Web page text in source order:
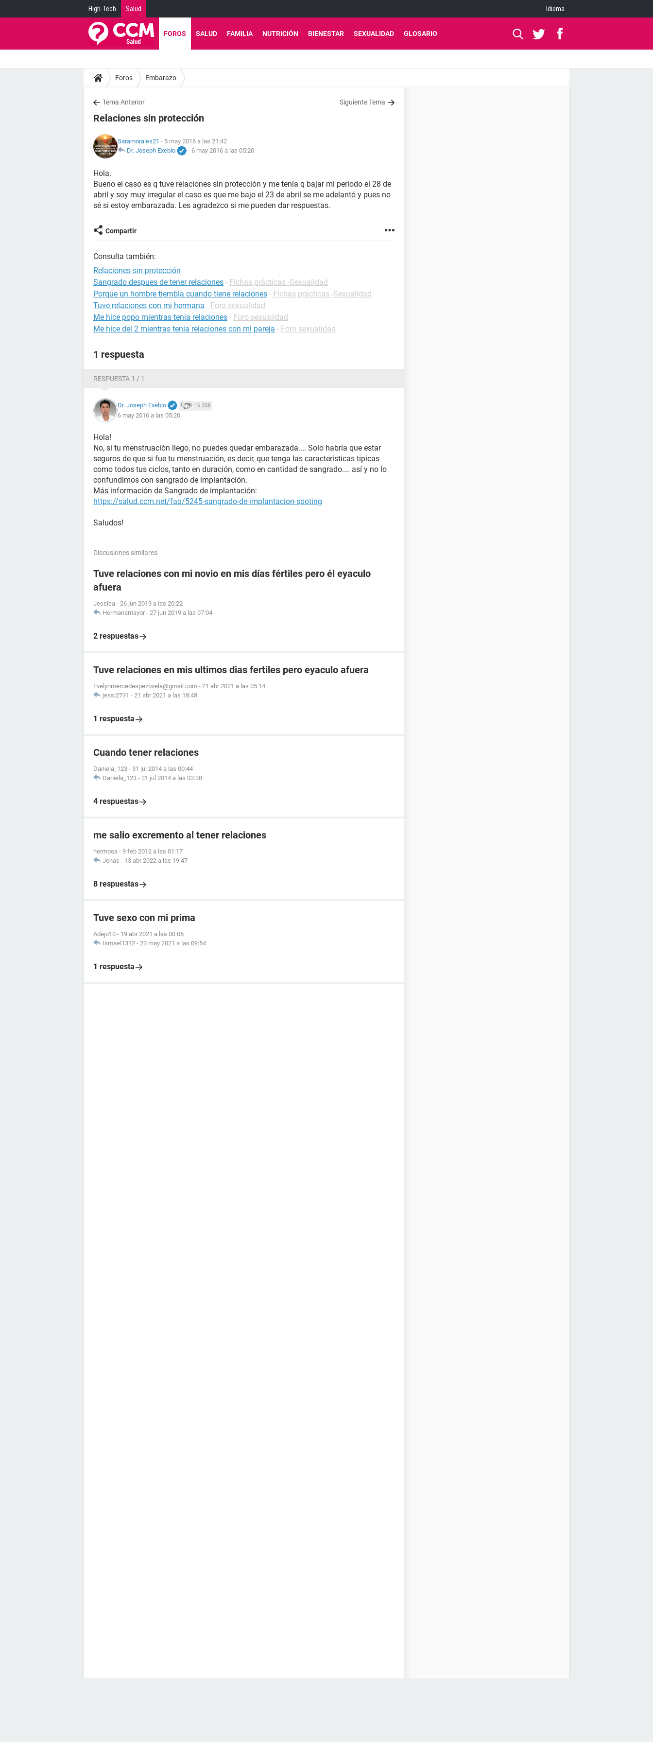
High-Tech Salud Idioma
FOROS SALUD FAMILIA NUTRICIÓN BIENESTAR SEXUALIDAD GLOSARIO
Foros Embarazo
Tema Anterior Siguiente Tema
Relaciones sin protección
Saramorales21 - 5 may 2016 a las 21:42
Dr. Joseph Exebio
- 6 may 2016 a las 05:20
Hola.
Bueno el caso es q tuve relaciones sin protección y me tenía q bajar mi periodo el 28 de
abril y soy muy irregular el caso es que me bajo el 23 de abril se me adelantó y pues no
sé si estoy embarazada. Les agradezco si me pueden dar respuestas.
Compartir
Consulta también:
Relaciones sin protección
Sangrado despues de tener relaciones - Fichas prácticas -Sexualidad
Porque un hombre tiembla cuando tiene relaciones - Fichas prácticas -Sexualidad
Tuve relaciones con mi hermana - Foro sexualidad
Me hice popo mientras tenia relaciones - Foro sexualidad
Me hice del 2 mientras tenia relaciones con mi pareja - Foro sexualidad
1 respuesta
RESPUESTA 1 / 1
Dr. Joseph Exebio 16.358
6 may 2016 a las 05:20
Hola!
No, si tu menstruación llego, no puedes quedar embarazada.... Solo habría que estar
seguros de que si fue tu menstruación, es decir, que tenga las caracteristicas tipicas
como todos tus ciclos, tanto en duración, como en cantidad de sangrado.... así y no lo
confundimos con sangrado de implantación.
Más información de Sangrado de implantación:
https://salud.ccm.net/faq/5245-sangrado-de-implantacion-spoting
Saludos!
Discusiones similares
Tuve relaciones con mi novio en mis días fértiles pero él eyaculo
afuera
Jessica - 26 jun 2019 a las 20:22
Hermanamayor - 27 jun 2019 a las 07:04
2 respuestas
Tuve relaciones en mis ultimos dias fertiles pero eyaculo afuera
Evelynmercedespezovela@gmail.com - 21 abr 2021 a las 05:14
jessi2731 - 21 abr 2021 a las 18:48
1 respuesta
Cuando tener relaciones
Daniela_123 - 31 jul 2014 a las 00:44
Daniela_123 - 31 jul 2014 a las 03:38
4 respuestas
me salio excremento al tener relaciones
hermosa - 9 feb 2012 a las 01:17
Jonas - 13 abr 2022 a las 19:47
8 respuestas
Tuve sexo con mi prima
Adejo10 - 19 abr 2021 a las 00:05
Ismael1312 - 23 may 2021 a las 09:54
1 respuesta